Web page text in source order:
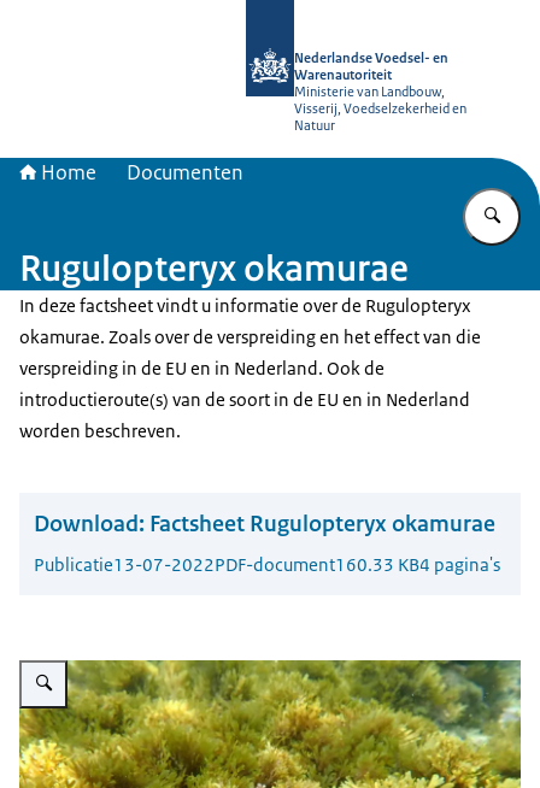
Nederlandse Voedsel- en
Warenautoriteit
Ministerie van Landbouw,
Visserij, Voedselzekerheid en
Natuur
Home Documenten
Rugulopteryx okamurae
In deze factsheet vindt u informatie over de Rugulopteryx
okamurae. Zoals over de verspreiding en het effect van die
verspreiding in de EU en in Nederland. Ook de
introductieroute(s) van de soort in de EU en in Nederland
worden beschreven.
Download: Factsheet Rugulopteryx okamurae
Publicatie13-07-2022PDF-document160.33 KB4 pagina's
Vergroot afbeelding Rugulopteryx okamurae